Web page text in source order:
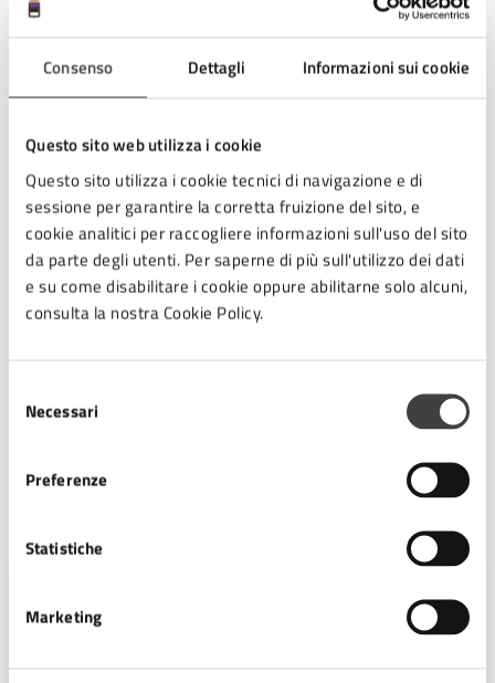
Consenso Dettagli Informazioni sui cookie
Questo sito web utilizza i cookie
Questo sito utilizza i cookie tecnici di navigazione e di
sessione per garantire la corretta fruizione del sito, e
cookie analitici per raccogliere informazioni sull'uso del sito
da parte degli utenti. Per saperne di più sull'utilizzo dei dati
e su come disabilitare i cookie oppure abilitarne solo alcuni,
consulta la nostra Cookie Policy.
delNecessari
Preferenze
Statistiche
Marketing
Credenziali SPID, CIE o CNS, Firma digitale, PEC
Piattaforma Accesso Unitario
Condizioni di servizio
Per conoscere i dettagli di scadenze, requisiti e altre
Termini e condizioni di servizio (PDF)
Servizio Tecnico Associato Sportello Unico
Edilizia